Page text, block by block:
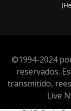
©1994-2024
reservados.
transmitido,
Live